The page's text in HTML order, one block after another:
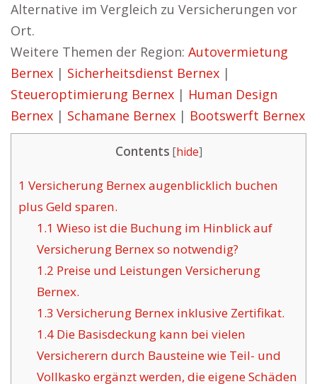
Alternative im Vergleich zu Versicherungen vor
Ort.
Weitere Themen der Region: Autovermietung
Bernex | Sicherheitsdienst Bernex |
Steueroptimierung Bernex | Human Design
Bernex | Schamane Bernex | Bootswerft Bernex
Contents [hide]
1 Versicherung Bernex augenblicklich buchen
plus Geld sparen.
1.1 Wieso ist die Buchung im Hinblick auf
Versicherung Bernex so notwendig?
1.2 Preise und Leistungen Versicherung
Bernex.
1.3 Versicherung Bernex inklusive Zertifikat.
1.4Die Basisdeckung kann bei vielen
Versicherern durch Bausteine wie Teil- und
Vollkasko ergänzt werden, die eigene Schäden